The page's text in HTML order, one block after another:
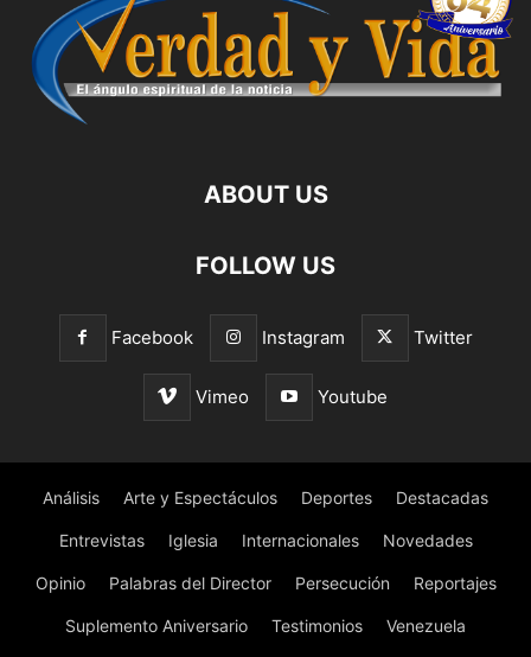
ABOUT US
FOLLOW US
Facebook Instagram Twitter
Vimeo Youtube
Análisis Arte y Espectáculos Deportes Destacadas
Entrevistas Iglesia Internacionales Novedades
Opinio Palabras del Director Persecución Reportajes
Suplemento Aniversario Testimonios Venezuela